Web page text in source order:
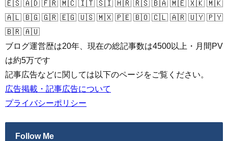
🇪🇸 🇦🇩 🇫🇷 🇲🇨 🇮🇹 🇸🇮 🇭🇷 🇷🇸 🇧🇦 🇲🇪 🇽🇰 🇲🇰
🇦🇱 🇧🇬 🇬🇷 🇪🇬 🇺🇸 🇲🇽 🇵🇪 🇧🇴 🇨🇱 🇦🇷 🇺🇾 🇵🇾
🇧🇷 🇦🇺
ブログ運営歴は20年、現在の総記事数は4500以上・月間PV
は約5万です
記事広告などに関しては以下のページをご覧ください。
広告掲載・記事広告について
プライバシーポリシー
Follow Me